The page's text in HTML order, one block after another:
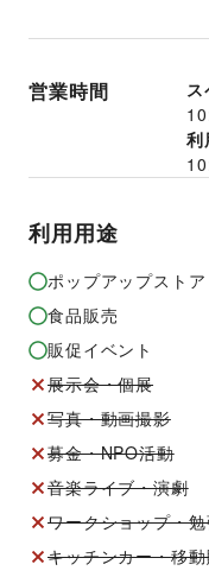
営業時間
利
利用用途
ポップアップストア
食品販売
販促イベント
展示会・個展
写真・動画撮影
募金・NPO活動
音楽ライブ・演劇
ワークショップ・
キッチンカー・移